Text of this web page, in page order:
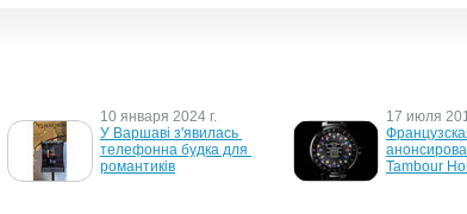
10 января 2024 г.
У Варшаві з'явилась
телефонна будка для
романтиків
17 июля
Tambour